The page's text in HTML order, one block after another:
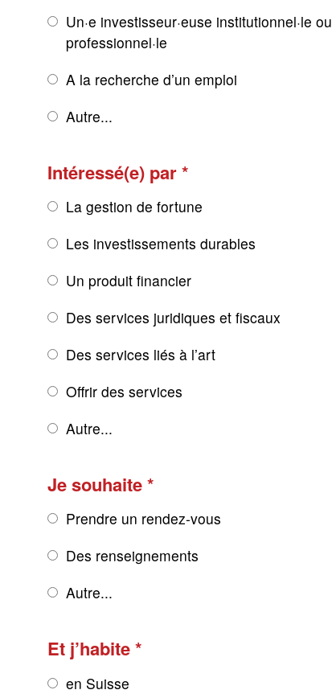
Un·e investisseur·euse institutionnel·le ou
professionnel·le
A la recherche d’un emploi
Autre...
Intéressé(e) par
La gestion de fortune
Les investissements durables
Un produit financier
Des services juridiques et fiscaux
Des services liés à l’art
Offrir des services
Autre...
Je souhaite
Prendre un rendez-vous
Des renseignements
Autre...
Et j’habite
en Suisse